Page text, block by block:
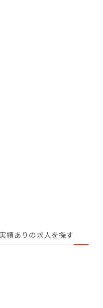
績ありの求人を探す